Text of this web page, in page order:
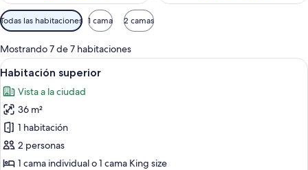
Filtros
disponibles
para
las
habitaciones
Todas las habitaciones 1 cama 2 camas
Mostrando 7 de 7 habitaciones
Ver
todas
las
fotos
de
Habitación
superior
Habitación de hotel con cama,
9
Habitación superior
Vista a la ciudad
36 m²
1 habitación
2 personas
1 cama individual o 1 cama King size